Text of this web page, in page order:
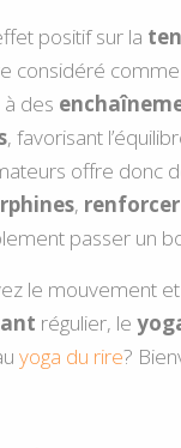
positif sur la
considéré
à des
, favorisant
offre donc
,
passer un
le mouvement
régulier, le
yoga du rire?